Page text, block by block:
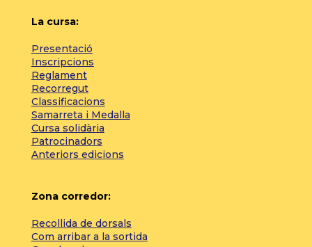
La cursa:
Presentació
Inscripcions
Reglament
Recorregut
Classificacions
Samarreta i Medalla
Cursa solidària
Patrocinadors
Anteriors edicions
Zona corredor:
Recollida de dorsals
Com arribar a la sortida